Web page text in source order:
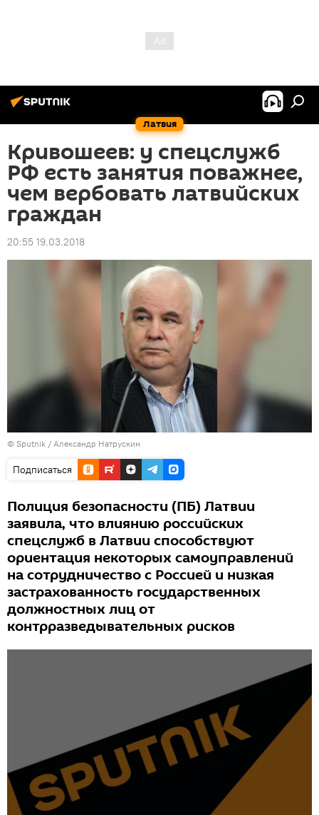
Латвия
Кривошеев: у спецслужб
РФ есть занятия поважнее,
чем вербовать латвийских
граждан
20:55 19.03.2018
© Sputnik / Александр Натрускин
Подписаться
Полиция безопасности (ПБ) Латвии
заявила, что влиянию российских
спецслужб в Латвии способствуют
ориентация некоторых самоуправлений
на сотрудничество с Россией и низкая
застрахованность государственных
должностных лиц от
контрразведывательных рисков